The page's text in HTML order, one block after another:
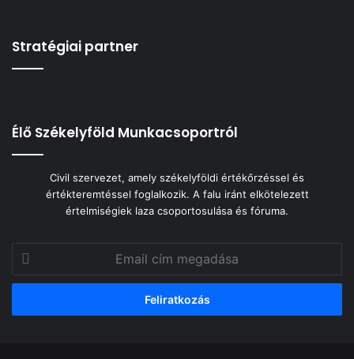
Stratégiai partner
Élő Székelyföld Munkacsoportról
Civil szervezet, amely székelyföldi értékőrzéssel és
értékteremtéssel foglalkozik. A falu iránt elkötelezett
értelmiségiek laza csoportosulása és fóruma.
cím
megadása